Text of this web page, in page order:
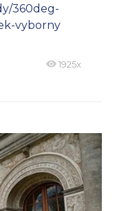
360deg-
vyborny
1925x